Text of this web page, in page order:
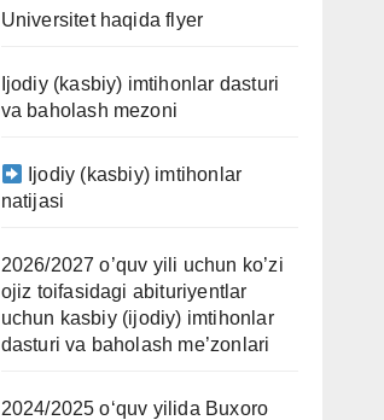
Universitet haqida flyer
Ijodiy (kasbiy) imtihonlar dasturi
va baholash mezoni
Ijodiy (kasbiy) imtihonlar
natijasi
2026/2027 o’quv yili uchun ko’zi
ojiz toifasidagi abituriyentlar
uchun kasbiy (ijodiy) imtihonlar
dasturi va baholash me’zonlari
2024/2025 oʻquv yilida Buxoro